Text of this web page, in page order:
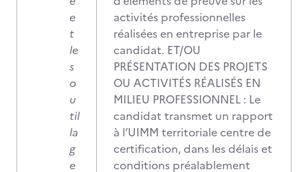
e
t
le
s
o
u
til
la
g
e
activités professionnelles
réalisées en entreprise par le
candidat. ET/OU
PRÉSENTATION DES PROJETS
OU ACTIVITÉS RÉALISÉS EN
MILIEU PROFESSIONNEL : Le
candidat transmet un rapport
à l’UIMM territoriale centre de
certification, dans les délais et
conditions préalablement